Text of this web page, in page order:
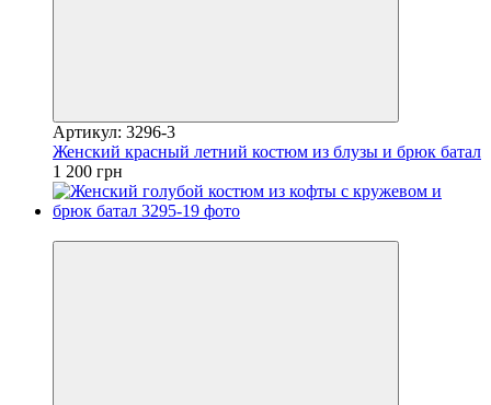
Артикул: 3296-3
Женский красный летний костюм из блузы и брюк батал
1 200 грн